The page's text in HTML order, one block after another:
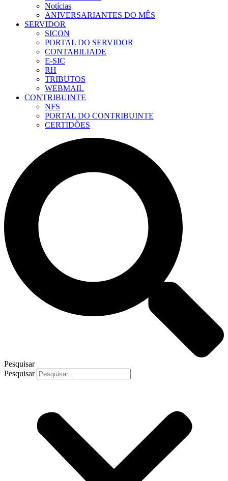
Notícias
ANIVERSARIANTES DO MÊS
SERVIDOR
SICON
PORTAL DO SERVIDOR
CONTABILIADE
E-SIC
RH
TRIBUTOS
WEBMAIL
CONTRIBUINTE
NFS
PORTAL DO CONTRIBUINTE
CERTIDÕES
Pesquisar
Pesquisar